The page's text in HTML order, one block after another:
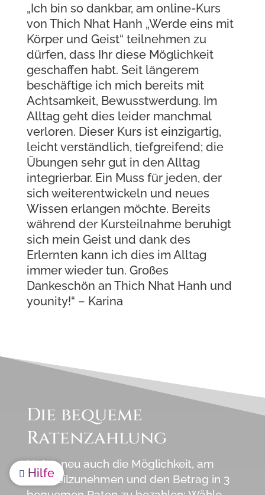
 Hilfe
„Ich bin so dankbar, am online-Kurs
von Thich Nhat Hanh „Werde eins mit
Körper und Geist“ teilnehmen zu
dürfen, dass Ihr diese Möglichkeit
geschaffen habt. Seit längerem
beschäftige ich mich bereits mit
Achtsamkeit, Bewusstwerdung. Im
Alltag geht dies leider manchmal
verloren. Dieser Kurs ist einzigartig,
leicht verständlich, tiefgreifend; die
Übungen sehr gut in den Alltag
integrierbar. Ein Muss für jeden, der
sich weiterentwickeln und neues
Wissen erlangen möchte. Bereits
während der Kursteilnahme beruhigt
sich mein Geist und dank des
Erlernten kann ich dies im Alltag
immer wieder tun. Großes
Dankeschön an Thich Nhat Hanh und
younity!“ – Karina
Die bequeme
Ratenzahlung
Nutze neu auch die Möglichkeit, am
Kurs teilzunehmen und den Betrag in 3